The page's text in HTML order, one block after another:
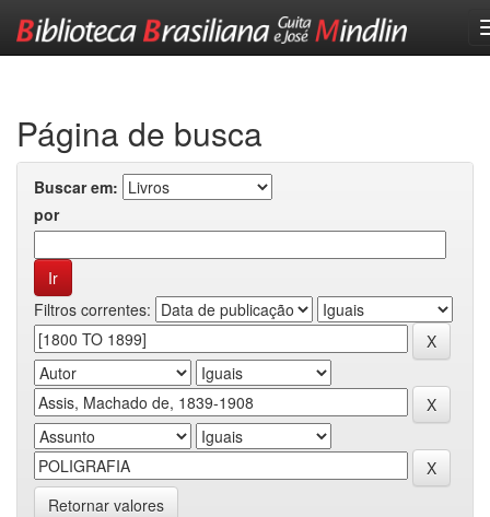
Página de busca
Buscar em:
por
Filtros correntes:
Retornar valores